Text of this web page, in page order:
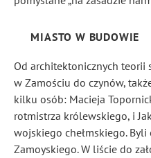
MIASTO W BUDOWIE
Od architektonicznych teorii
w Zamościu do czynów,
kilku osób: Macieja
rotmistrza królewskiego, i
wojskiego chełmskiego.
Zamoyskiego. W liście do